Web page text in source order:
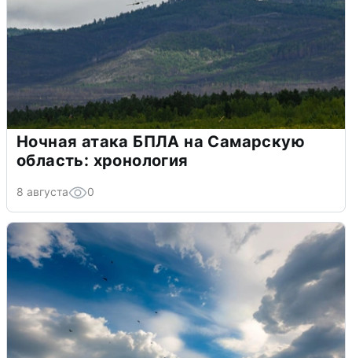
Ночная атака БПЛА на Самарскую
область: хронология
8 августа 0